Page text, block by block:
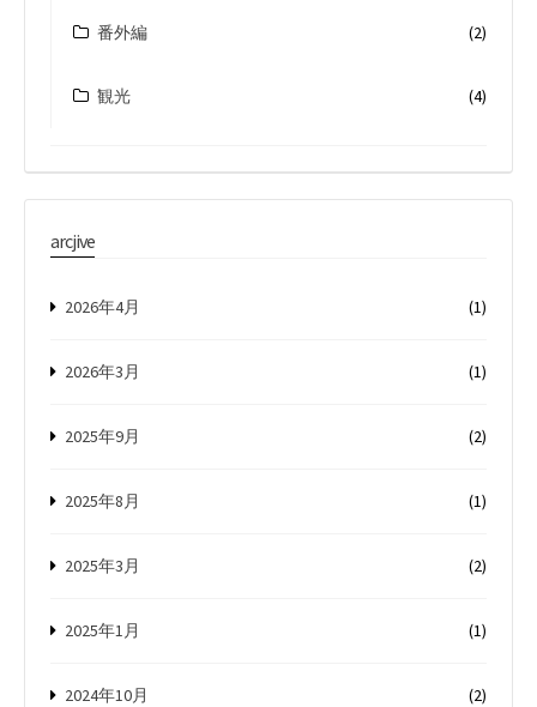
番外編 (2)
観光 (4)
arcjive
2026年4月 (1)
2026年3月 (1)
2025年9月 (2)
2025年8月 (1)
2025年3月 (2)
2025年1月 (1)
2024年10月 (2)